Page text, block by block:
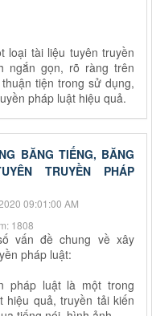
loại tài liệu tuyên truyền
ngắn gọn, rõ ràng trên
tiện trong sử dụng,
pháp luật hiệu quả.
BĂNG TIẾNG, BĂNG
TRUYỀN PHÁP
09:01:00 AM
1808
vấn đề chung về xây
pháp luật:
pháp luật là một trong
hiệu quả, truyền tải kiến